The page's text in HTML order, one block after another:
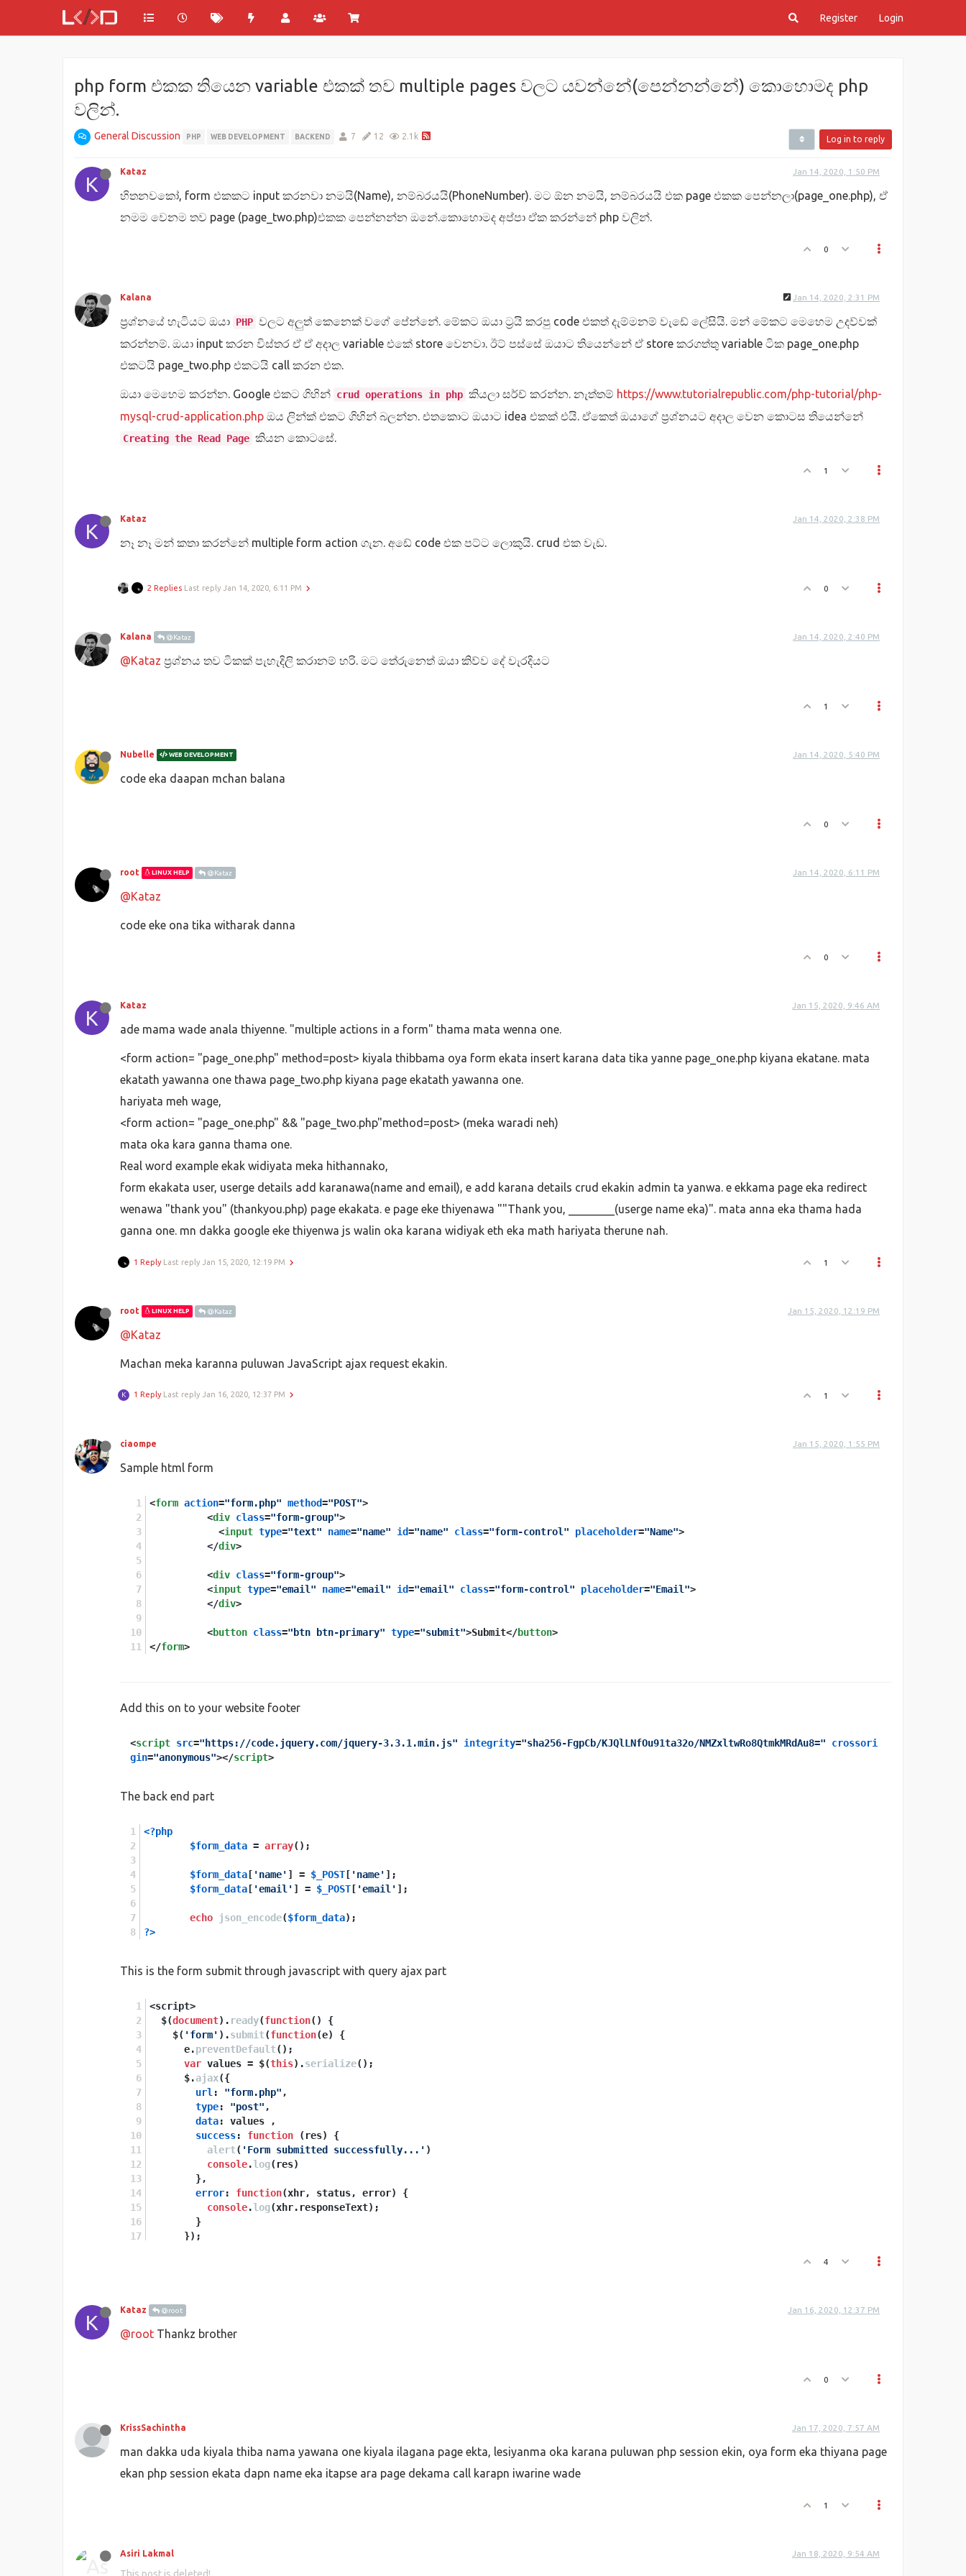
Register Login
php form එකක තියෙන variable එකක් තව multiple pages වලට යවන්නේ(පෙන්නන්නේ) කොහොමද php
වලින්.
General Discussion PHP WEB DEVELOPMENT BACKEND 7 12 2.1k Log in to reply
K
Kataz Jan 14, 2020, 1:50 PM
හිතනවකෝ, form එකකට input කරනවා නමයි(Name), නම්බරයයි(PhoneNumber). මට ඕන නමයි, නම්බරයයි එක page එකක පෙන්නලා(page_one.php), ඒ
නමම වෙනම තව page (page_two.php)එකක පෙන්නන්න ඔනේ.කොහොමද අප්පා ඒක කරන්නේ php වලින්.
0
Kalana Jan 14, 2020, 2:31 PM
ප්‍රශ්නයේ හැටියට ඔයා PHP වලට අලුත් කෙනෙක් වගේ පේන්නේ. මේකට ඔයා ට්‍රයි කරපු code එකත් දැම්මනම් වැඩේ ලේසියි. මන් මේකට මෙහෙම උදව්වක්
කරන්නම්. ඔයා input කරන විස්තර ඒ ඒ අදාල variable එකේ store වෙනවා. ඊට් පස්සේ ඔයාට තියෙන්නේ ඒ store කරගත්තු variable ටික page_one.php
එකටයි page_two.php එකටයි call කරන එක.
ඔයා මෙහෙම කරන්න. Google එකට ගිහින් crud operations in php කියලා සර්ච් කරන්න. නැත්තම් https://www.tutorialrepublic.com/php-tutorial/php-
mysql-crud-application.php ඔය ලින්ක් එකට ගිහින් බලන්න. එතකොට ඔයාට idea එකක් එයි. ඒකෙත් ඔයාගේ ප්‍රශ්නයට අදාල වෙන කොටස තියෙන්නේ
Creating the Read Page කියන කොටසේ.
1
K
Kataz Jan 14, 2020, 2:38 PM
නෑ නෑ මන් කතා කරන්නේ multiple form action ගැන. අඩේ code එක පට්ට ලොකුයි. crud එක වැඩ.
2 Replies Last reply Jan 14, 2020, 6:11 PM 0
Kalana @Kataz Jan 14, 2020, 2:40 PM
@Kataz ප්‍රශ්නය තව ටිකක් පැහැදිලි කරානම් හරි. මට තේරුනෙත් ඔයා කිව්ව දේ වැරදියට
1
Nubelle WEB DEVELOPMENT Jan 14, 2020, 5:40 PM
code eka daapan mchan balana
0
root LINUX HELP @Kataz Jan 14, 2020, 6:11 PM
@Kataz
code eke ona tika witharak danna
0
K
Kataz Jan 15, 2020, 9:46 AM
ade mama wade anala thiyenne. "multiple actions in a form" thama mata wenna one.
<form action= "page_one.php" method=post> kiyala thibbama oya form ekata insert karana data tika yanne page_one.php kiyana ekatane. mata
ekatath yawanna one thawa page_two.php kiyana page ekatath yawanna one.
hariyata meh wage,
<form action= "page_one.php" && "page_two.php"method=post> (meka waradi neh)
mata oka kara ganna thama one.
Real word example ekak widiyata meka hithannako,
form ekakata user, userge details add karanawa(name and email), e add karana details crud ekakin admin ta yanwa. e ekkama page eka redirect
wenawa "thank you" (thankyou.php) page ekakata. e page eke thiyenawa ""Thank you, ________(userge name eka)". mata anna eka thama hada
ganna one. mn dakka google eke thiyenwa js walin oka karana widiyak eth eka math hariyata therune nah.
1 Reply Last reply Jan 15, 2020, 12:19 PM 1
root LINUX HELP @Kataz Jan 15, 2020, 12:19 PM
@Kataz
Machan meka karanna puluwan JavaScript ajax request ekakin.
K 1 Reply Last reply Jan 16, 2020, 12:37 PM 1
ciaompe Jan 15, 2020, 1:55 PM
Sample html form
<form action="form.php" method="POST">
<div class="form-group">
<input type="text" name="name" id="name" class="form-control" placeholder="Name">
</div>
<div class="form-group">
<input type="email" name="email" id="email" class="form-control" placeholder="Email">
</div>
<button class="btn btn-primary" type="submit">Submit</button>
</form>
Add this on to your website footer
<script src="https://code.jquery.com/jquery-3.3.1.min.js" integrity="sha256-FgpCb/KJQlLNfOu91ta32o/NMZxltwRo8QtmkMRdAu8="
crossori
gin="anonymous"></script>
The back end part
<?php
$form_data = array();
$form_data [ 'name' ] = $_POST [ 'name' ];
$form_data [ 'email' ] = $_POST [ 'email' ];
echo json_encode($form_data);
?>
This is the form submit through javascript with query ajax part
<script>
  $(
document). ready(function( ) {
    $(
'form' ).submit(function(e) {
      e.
preventDefault();
var values = $(this).serialize();
      $.
ajax({
url : "form.php" ,
type: "post" ,
data: values ,
success: function ( res) {
alert( 'Form submitted successfully...' )
console.log(res)
        },
error: function(xhr, status, error) {
console.log(xhr. responseText);
        }
      });
data
alert('Form submitted successfully...'
    });
  });
</script>
4
K
Kataz @root Jan 16, 2020, 12:37 PM
@root Thankz brother
0
KrissSachintha Jan 17, 2020, 7:57 AM
man dakka uda kiyala thiba nama yawana one kiyala ilagana page ekta, lesiyanma oka karana puluwan php session ekin, oya form eka thiyana page
ekan php session ekata dapn name eka itapse ara page dekama call karapn iwarine wade
1
Asiri Lakmal Jan 18, 2020, 9:54 AM